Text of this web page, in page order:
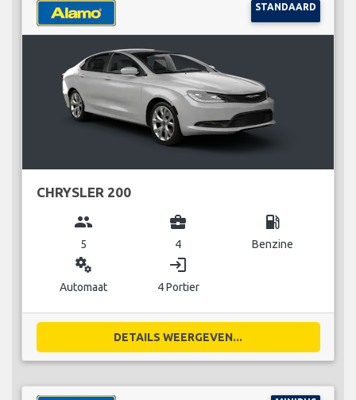
STANDAARD
CHRYSLER 200
group
5
business_center
4
local_gas_station
Benzine
miscellaneous_services
Automaat
login
4 Portier
DETAILS WEERGEVEN...